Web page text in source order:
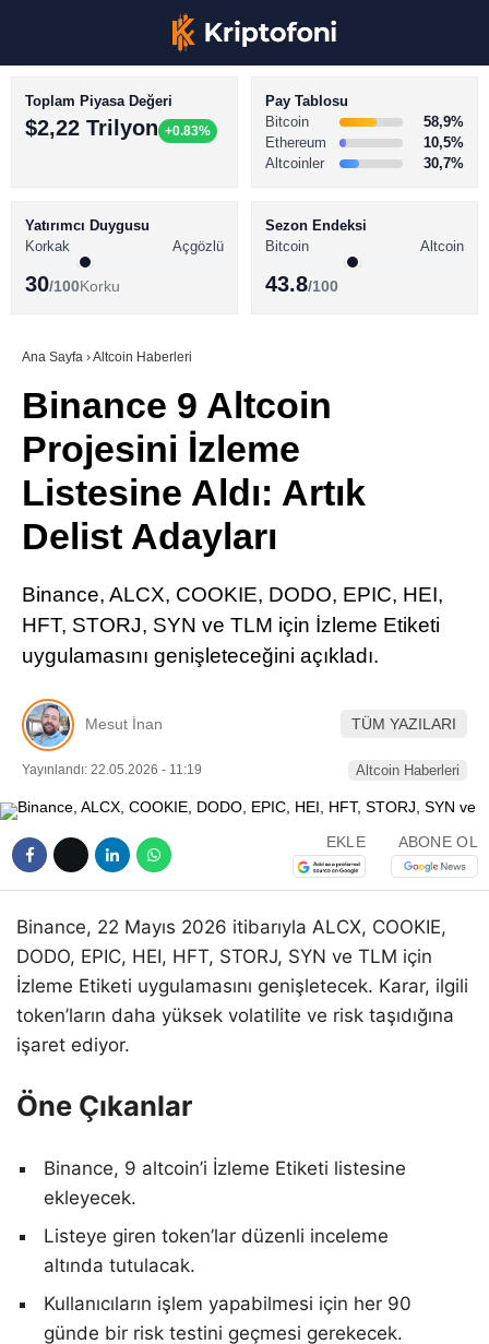
BİTCOİN HABERLERİ
ALTCOİN HABERLERİ
SÖZLÜK
Toplam Piyasa Değeri
$2,22 Trilyon +0.83%
Pay Tablosu
Bitcoin
58,9%
Ethereum
10,5%
Altcoinler
30,7%
Yatırımcı Duygusu
Korkak
Açgözlü
30/100Korku
Sezon Endeksi
Bitcoin
Altcoin
43.8/100
Ana Sayfa ›Altcoin Haberleri
Binance 9 Altcoin
Projesini İzleme
Listesine Aldı: Artık
Delist Adayları
Binance, ALCX, COOKIE, DODO, EPIC, HEI,
HFT, STORJ, SYN ve TLM için İzleme Etiketi
uygulamasını genişleteceğini açıkladı.
Mesut İnan TÜM YAZILARI
Yayınlandı: 22.05.2026 - 11:19 Altcoin Haberleri
EKLE ABONE OL
Binance, 22 Mayıs 2026 itibarıyla ALCX, COOKIE,
DODO, EPIC, HEI, HFT, STORJ, SYN ve TLM için
İzleme Etiketi uygulamasını genişletecek. Karar, ilgili
token’ların daha yüksek volatilite ve risk taşıdığına
işaret ediyor.
Öne Çıkanlar
Binance, 9 altcoin’i İzleme Etiketi listesine
ekleyecek.
Listeye giren token’lar düzenli inceleme
altında tutulacak.
Kullanıcıların işlem yapabilmesi için her 90
günde bir risk testini geçmesi gerekecek.